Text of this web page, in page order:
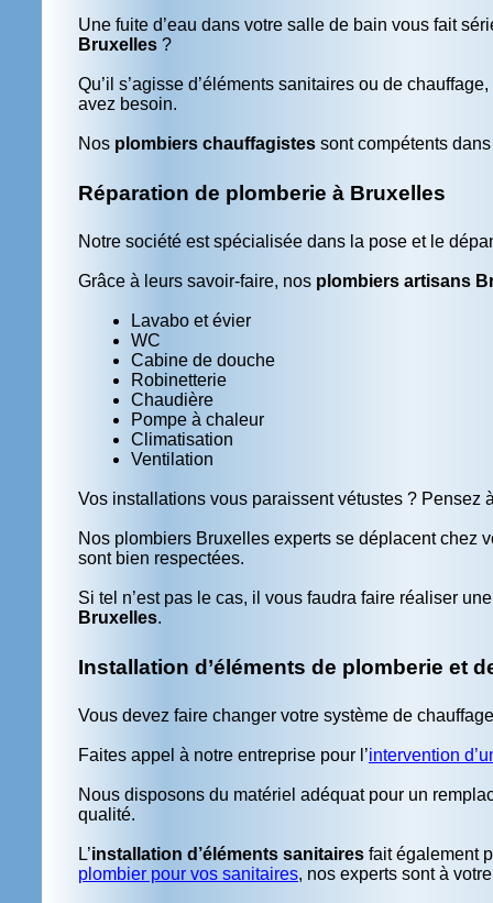
Une fuite d’eau dans votre salle de bain vous fait
Bruxelles ?
Qu’il s’agisse d’éléments sanitaires ou de
avez besoin.
Nos plombiers chauffagistes sont compétents
Réparation de plomberie à Bruxelles
Notre société est spécialisée dans la pose et le
Grâce à leurs savoir-faire, nos plombiers artisans
Lavabo et évier
WC
Cabine de douche
Robinetterie
Chaudière
Pompe à chaleur
Climatisation
Ventilation
Vos installations vous paraissent vétustes ? Pensez
Nos plombiers Bruxelles experts se déplacent chez
sont bien respectées.
Si tel n’est pas le cas, il vous faudra faire réaliser
Bruxelles.
Installation d’éléments de plomberie et
Vous devez faire changer votre système de
Faites appel à notre entreprise pour l’intervention
Nous disposons du matériel adéquat pour un
qualité.
L’installation d’éléments sanitaires fait également
plombier pour vos sanitaires, nos experts sont à